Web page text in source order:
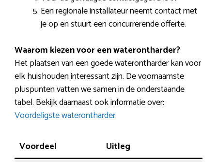
Een regionale installateur neemt contact met
je op en stuurt een concurrerende offerte.
Waarom kiezen voor een waterontharder?
Het plaatsen van een goede waterontharder kan voor
elk huishouden interessant zijn. De voornaamste
pluspunten vatten we samen in de onderstaande
tabel. Bekijk daarnaast ook informatie over:
Voordeligste waterontharder.
Voordeel Uitleg